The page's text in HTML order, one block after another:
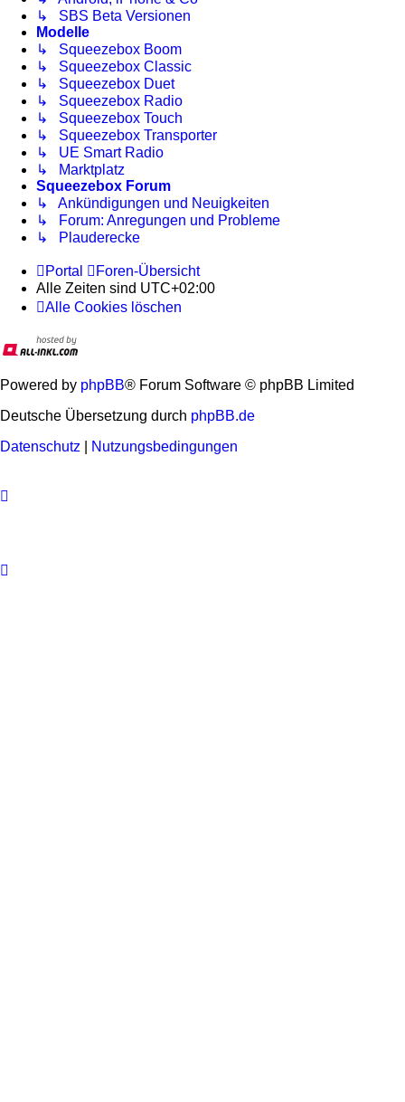
↳ SBS Beta Versionen
Modelle
↳ Squeezebox Boom
↳ Squeezebox Classic
↳ Squeezebox Duet
↳ Squeezebox Radio
↳ Squeezebox Touch
↳ Squeezebox Transporter
↳ UE Smart Radio
↳ Marktplatz
Squeezebox Forum
↳ Ankündigungen und Neuigkeiten
↳ Forum: Anregungen und Probleme
↳ Plauderecke
Portal
Foren-Übersicht
Alle Zeiten sind UTC+02:00
Alle Cookies löschen
Powered by phpBB® Forum Software © phpBB Limited
Deutsche Übersetzung durch phpBB.de
Datenschutz
Nutzungsbedingungen